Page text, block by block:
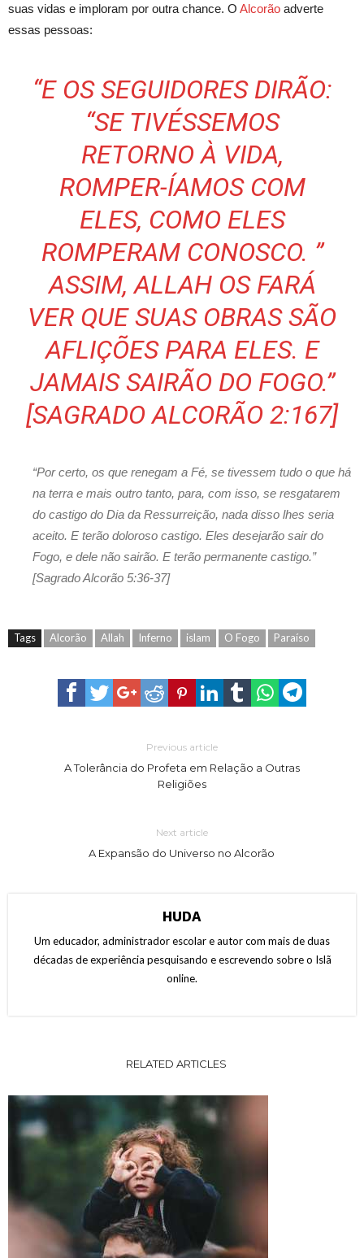
suas vidas e imploram por outra chance. O Alcorão adverte
essas pessoas:
“E OS SEGUIDORES DIRÃO:
“SE TIVÉSSEMOS
RETORNO À VIDA,
ROMPER-ÍAMOS COM
ELES, COMO ELES
ROMPERAM CONOSCO. ”
ASSIM, ALLAH OS FARÁ
VER QUE SUAS OBRAS SÃO
AFLIÇÕES PARA ELES. E
JAMAIS SAIRÃO DO FOGO.”
[SAGRADO ALCORÃO 2:167]
“Por certo, os que renegam a Fé, se tivessem tudo o que há
na terra e mais outro tanto, para, com isso, se resgatarem
do castigo do Dia da Ressurreição, nada disso lhes seria
aceito. E terão doloroso castigo. Eles desejarão sair do
Fogo, e dele não sairão. E terão permanente castigo.”
[Sagrado Alcorão 5:36-37]
Tags Alcorão Allah Inferno islam O Fogo Paraíso
Previous article
A Tolerância do Profeta em Relação a Outras
Religiões
Next article
A Expansão do Universo no Alcorão
HUDA
Um educador, administrador escolar e autor com mais de duas
décadas de experiência pesquisando e escrevendo sobre o Islã
online.
RELATED ARTICLES